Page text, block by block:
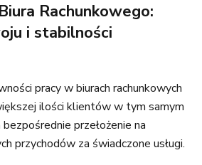
Rachunkowego:
i stabilności
pracy w biurach rachunkowych
ilości klientów w tym samym
przełożenie na
przychodów za świadczone usługi.